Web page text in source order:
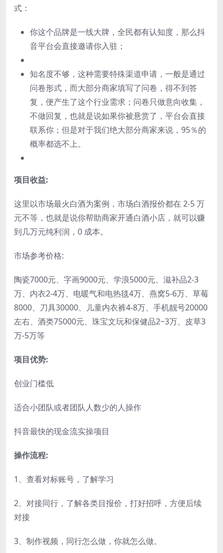
式：
你这个品牌是一线大牌，全民都有认知度，那么抖
音平台会直接邀请你入驻；
知名度不够，这种需要特殊渠道申请，一般是通过
问卷形式，而大部分商家填写了问卷，得不到答
复，便产生了这个行业需求；问卷只做意向收集，
不做回复，也就是说如果你被悬赏了，平台会直接
联系你；但是对于我们绝大部分商家来说，95％的
概率都选不上。
项目收益:
这里以市场最火白酒为案例，市场白酒报价都在 2-5 万
元不等，也就是说你帮助商家开通白酒小店，就可以赚
到几万元纯利润，0 成本。
市场参考价格:
陶瓷7000元、字画9000元、学浪5000元、滋补品2-3
万、内衣2-4万、电暖气和电热毯4万、燕窝5-6万、草莓
8000、刀具30000、儿童内衣裤4-8万、手机靓号20000
左右、酒类75000元、珠宝文玩和保健品2~3万、皮草3
万-5万等
项目优势:
创业门槛低
适合小团队或者团队人数少的人操作
抖音最快的现金流实操项目
操作流程:
1、查看对标账号，了解学习
2、对接同行，了解各类目报价，打好招呼，方便后续
对接
3、制作视频，同行怎么做，你就怎么做。